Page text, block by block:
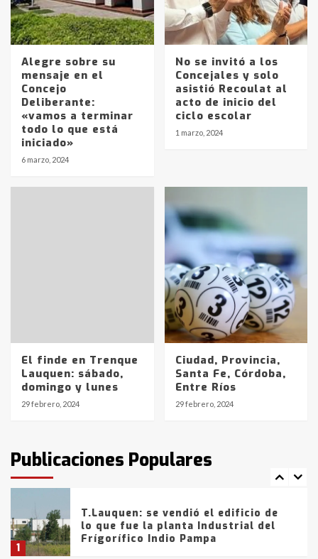
Alegre sobre su
mensaje en el
Concejo
Deliberante:
«vamos a terminar
todo lo que está
iniciado»
6 marzo, 2024
No se invitó a los
Concejales y solo
asistió Recoulat al
acto de inicio del
ciclo escolar
1 marzo, 2024
El finde en Trenque
Lauquen: sábado,
domingo y lunes
29 febrero, 2024
Ciudad, Provincia,
Santa Fe, Córdoba,
Entre Ríos
29 febrero, 2024
Publicaciones Populares
Identidad de los adolescentes
pampeanos que fueron
protagonistas del fatal accidente
Accidente en Ruta 5: falleció un
joven de Trenque Lauquen
Los precios de los combustibles en
La Pampa, desde YPF hasta Axion
entre 857 a 1338 pesos
6
Blanca anticipa que Agosto vendrá
con lluvias y heladas, en gran parte
de la provincia
fueron detenidos por
comercialización de drogas en la
tarde del sábado
1
T.Lauquen: se vendió el edificio de
lo que fue la planta Industrial del
Frígorífico Indio Pampa